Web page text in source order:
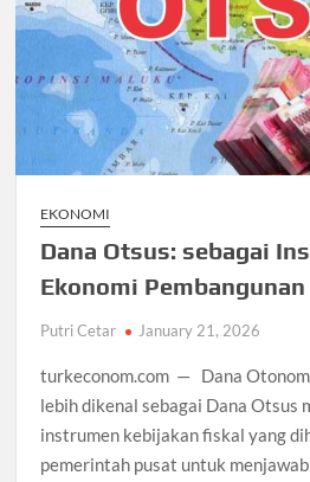
EKONOMI
Dana Otsus: sebagai
Ekonomi Pembangunan
Putri Cetar January 21, 2026
turkeconom.com — Dana
lebih dikenal sebagai Dana Otsus
instrumen kebijakan fiskal yang
pemerintah pusat untuk